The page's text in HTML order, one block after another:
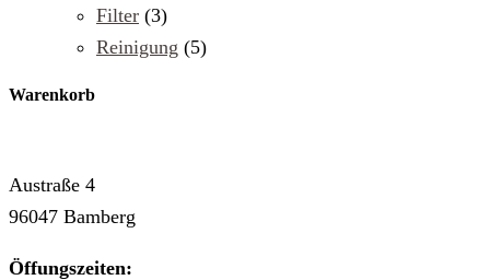
Filter (3)
Reinigung (5)
Warenkorb
Austraße 4
96047 Bamberg
Öffungszeiten: